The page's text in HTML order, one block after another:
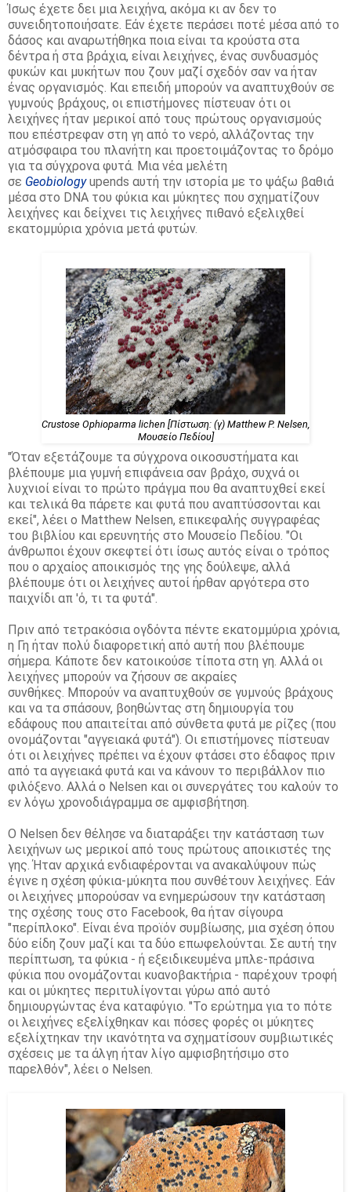
Ίσως έχετε δει μια λειχήνα, ακόμα κι αν δεν το
συνειδητοποιήσατε. Εάν έχετε περάσει ποτέ μέσα από το
δάσος και αναρωτήθηκα ποια είναι τα κρούστα στα
δέντρα ή στα βράχια, είναι λειχήνες, ένας συνδυασμός
φυκών και μυκήτων που ζουν μαζί σχεδόν σαν να ήταν
ένας οργανισμός. Και επειδή μπορούν να αναπτυχθούν σε
γυμνούς βράχους, οι επιστήμονες πίστευαν ότι οι
λειχήνες ήταν μερικοί από τους πρώτους οργανισμούς
που επέστρεφαν στη γη από το νερό, αλλάζοντας την
ατμόσφαιρα του πλανήτη και προετοιμάζοντας το δρόμο
για τα σύγχρονα φυτά. Μια νέα μελέτη
σε Geobiologyupends αυτή την ιστορία με το ψάξω βαθιά
μέσα στο DNA του φύκια και μύκητες που σχηματίζουν
λειχήνες και δείχνει τις λειχήνες πιθανό εξελιχθεί
εκατομμύρια χρόνια μετά φυτών.
Crustose Ophioparma lichen [Πίστωση: (γ) Matthew P. Nelsen,
Μουσείο Πεδίου]
"Όταν εξετάζουμε τα σύγχρονα οικοσυστήματα και
βλέπουμε μια γυμνή επιφάνεια σαν βράχο, συχνά οι
λυχνιοί είναι το πρώτο πράγμα που θα αναπτυχθεί εκεί
και τελικά θα πάρετε και φυτά που αναπτύσσονται και
εκεί", λέει ο Matthew Nelsen, επικεφαλής συγγραφέας
του βιβλίου και ερευνητής στο Μουσείο Πεδίου. "Οι
άνθρωποι έχουν σκεφτεί ότι ίσως αυτός είναι ο τρόπος
που ο αρχαίος αποικισμός της γης δούλεψε, αλλά
βλέπουμε ότι οι λειχήνες αυτοί ήρθαν αργότερα στο
παιχνίδι απ 'ό, τι τα φυτά".
Πριν από τετρακόσια ογδόντα πέντε εκατομμύρια χρόνια,
η Γη ήταν πολύ διαφορετική από αυτή που βλέπουμε
σήμερα. Κάποτε δεν κατοικούσε τίποτα στη γη. Αλλά οι
λειχήνες μπορούν να ζήσουν σε ακραίες
συνθήκες. Μπορούν να αναπτυχθούν σε γυμνούς βράχους
και να τα σπάσουν, βοηθώντας στη δημιουργία του
εδάφους που απαιτείται από σύνθετα φυτά με ρίζες (που
ονομάζονται "αγγειακά φυτά"). Οι επιστήμονες πίστευαν
ότι οι λειχήνες πρέπει να έχουν φτάσει στο έδαφος πριν
από τα αγγειακά φυτά και να κάνουν το περιβάλλον πιο
φιλόξενο. Αλλά ο Nelsen και οι συνεργάτες του καλούν το
εν λόγω χρονοδιάγραμμα σε αμφισβήτηση.
Ο Nelsen δεν θέλησε να διαταράξει την κατάσταση των
λειχήνων ως μερικοί από τους πρώτους αποικιστές της
γης.Ήταν αρχικά ενδιαφέρονται να ανακαλύψουν πώς
έγινε η σχέση φύκια-μύκητα που συνθέτουν λειχήνες. Εάν
οι λειχήνες μπορούσαν να ενημερώσουν την κατάσταση
της σχέσης τους στο Facebook, θα ήταν σίγουρα
"περίπλοκο". Είναι ένα προϊόν συμβίωσης, μια σχέση όπου
δύο είδη ζουν μαζί και τα δύο επωφελούνται. Σε αυτή την
περίπτωση, τα φύκια - ή εξειδικευμένα μπλε-πράσινα
φύκια που ονομάζονται κυανοβακτήρια - παρέχουν τροφή
και οι μύκητες περιτυλίγονται γύρω από αυτό
δημιουργώντας ένα καταφύγιο. "Το ερώτημα για το πότε
οι λειχήνες εξελίχθηκαν και πόσες φορές οι μύκητες
εξελίχτηκαν την ικανότητα να σχηματίσουν συμβιωτικές
σχέσεις με τα άλγη ήταν λίγο αμφισβητήσιμο στο
παρελθόν", λέει ο Nelsen.